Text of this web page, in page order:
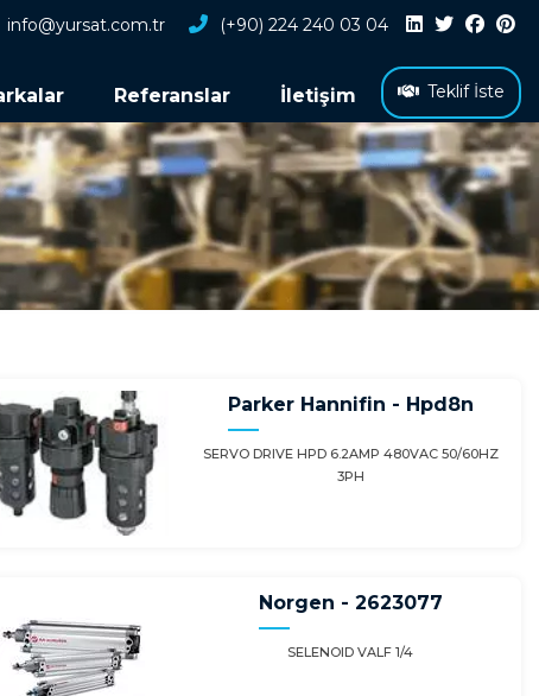
info@yursat.com.tr (+90) 224 240 03 04
Referanslar İletişim Teklif İste
Parker Hannifin - Hpd8n
SERVO DRIVE HPD 6.2AMP 480VAC 50/60HZ
3PH
Norgen - 2623077
SELENOID VALF 1/4